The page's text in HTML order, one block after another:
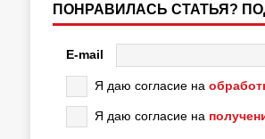
ПОНРАВИЛАСЬ СТАТЬЯ?
E-mail
Я даю согласие на
Я даю согласие на